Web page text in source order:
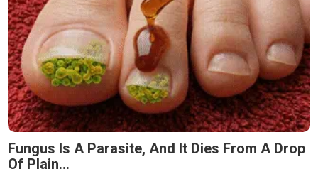
Fungus Is A Parasite, And It Dies From A Drop
Of Plain...